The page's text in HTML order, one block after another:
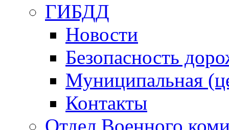
ГИБДД
Новости
Безопасность
Муниципальная
Контакты